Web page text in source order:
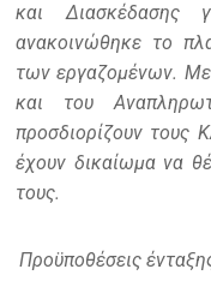
και
ανακοινώθηκε το
των εργαζομένων. Με
και του
προσδιορίζουν τους
έχουν δικαίωμα να
τους.
Προϋποθέσεις